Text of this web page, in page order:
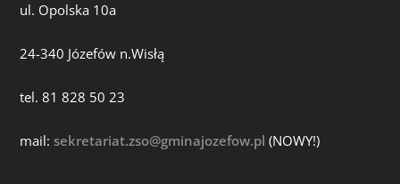
ul. Opolska 10a
24-340 Józefów n.Wisłą
tel. 81 828 50 23
mail:sekretariat.zso@gminajozefow.pl (NOWY!)